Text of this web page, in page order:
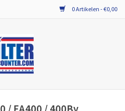
0 Artikelen - €0,00